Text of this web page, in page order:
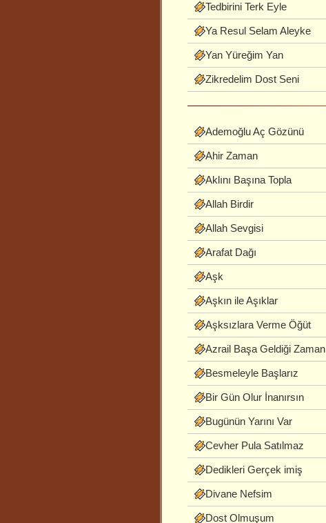
Tedbirini Terk Eyle
Ya Resul Selam Aleyke
Yan Yüreğim Yan
Zikredelim Dost Seni
Ademoğlu Aç Gözünü
Ahir Zaman
Aklını Başına Topla
Allah Birdir
Allah Sevgisi
Arafat Dağı
Aşk
Aşkın ile Aşıklar
Aşksızlara Verme Öğüt
Azrail Başa Geldiği Zaman
Besmeleyle Başlarız
Bir Gün Olur İnanırsın
Bugünün Yarını Var
Cevher Pula Satılmaz
Dedikleri Gerçek imiş
Divane Nefsim
Dost Olmuşum